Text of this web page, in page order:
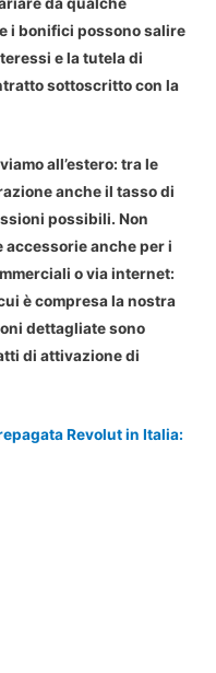
i bonifici possono salire
e la tutela di
sottoscritto con la
all’estero: tra le
anche il tasso di
possibili. Non
anche per i
o via internet:
è compresa la nostra
dettagliate sono
di attivazione di
Revolut in Italia: